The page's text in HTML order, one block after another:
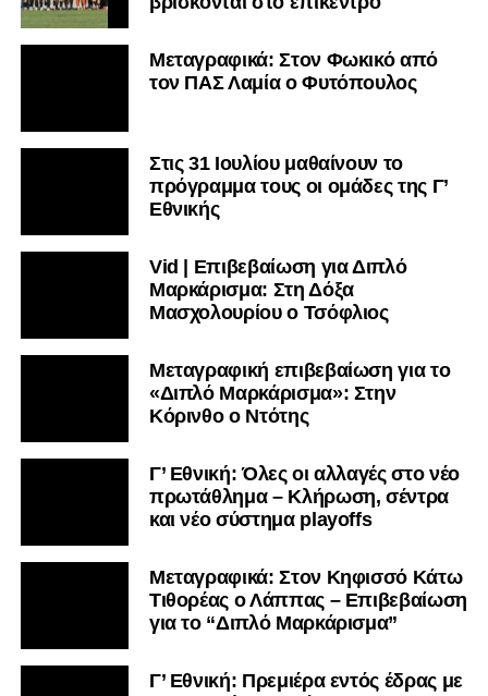
Μεταγραφικά: Στον Φωκικό από
τον ΠΑΣ Λαμία ο Φυτόπουλος
Στις 31 Ιουλίου μαθαίνουν το
πρόγραμμα τους οι ομάδες της Γ’
Εθνικής
Vid | Επιβεβαίωση για Διπλό
Μαρκάρισμα: Στη Δόξα
Μασχολουρίου ο Τσόφλιος
Μεταγραφική επιβεβαίωση για το
«Διπλό Μαρκάρισμα»: Στην
Κόρινθο ο Ντότης
Γ’ Εθνική: Όλες οι αλλαγές στο νέο
πρωτάθλημα – Κλήρωση, σέντρα
και νέο σύστημα playoffs
Μεταγραφικά: Στον Κηφισσό Κάτω
Τιθορέας ο Λάππας – Επιβεβαίωση
για το “Διπλό Μαρκάρισμα”
Γ’ Εθνική: Πρεμιέρα εντός έδρας με